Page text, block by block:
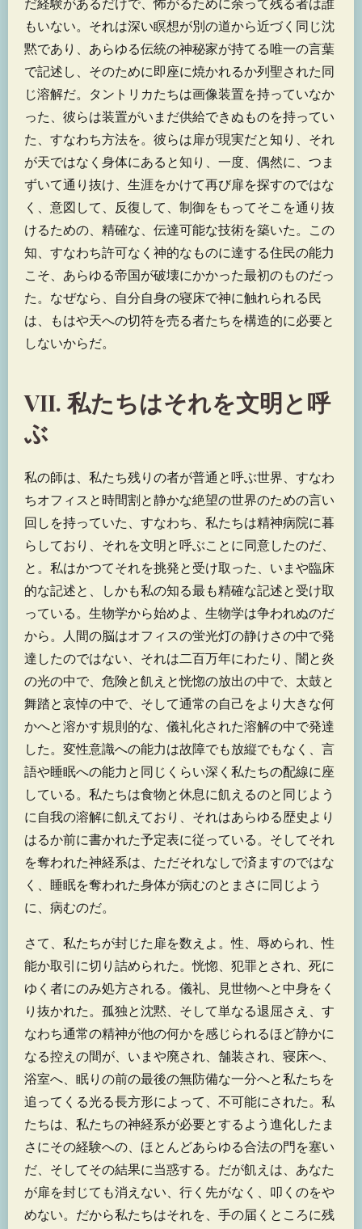
だ経験があるだけで、怖がるために余って残る者は誰
もいない。それは深い瞑想が別の道から近づく同じ沈
黙であり、あらゆる伝統の神秘家が持てる唯一の言葉
で記述し、そのために即座に焼かれるか列聖された同
じ溶解だ。タントリカたちは画像装置を持っていなか
った、彼らは装置がいまだ供給できぬものを持ってい
た、すなわち方法を。彼らは扉が現実だと知り、それ
が天ではなく身体にあると知り、一度、偶然に、つま
ずいて通り抜け、生涯をかけて再び扉を探すのではな
く、意図して、反復して、制御をもってそこを通り抜
けるための、精確な、伝達可能な技術を築いた。この
知、すなわち許可なく神的なものに達する住民の能力
こそ、あらゆる帝国が破壊にかかった最初のものだっ
た。なぜなら、自分自身の寝床で神に触れられる民
は、もはや天への切符を売る者たちを構造的に必要と
しないからだ。
VII. 私たちはそれを文明と呼
ぶ
私の師は、私たち残りの者が普通と呼ぶ世界、すなわ
ちオフィスと時間割と静かな絶望の世界のための言い
回しを持っていた、すなわち、私たちは精神病院に暮
らしており、それを文明と呼ぶことに同意したのだ、
と。私はかつてそれを挑発と受け取った、いまや臨床
的な記述と、しかも私の知る最も精確な記述と受け取
っている。生物学から始めよ、生物学は争われぬのだ
から。人間の脳はオフィスの蛍光灯の静けさの中で発
達したのではない、それは二百万年にわたり、闇と炎
の光の中で、危険と飢えと恍惚の放出の中で、太鼓と
舞踏と哀悼の中で、そして通常の自己をより大きな何
かへと溶かす規則的な、儀礼化された溶解の中で発達
した。変性意識への能力は故障でも放縦でもなく、言
語や睡眠への能力と同じくらい深く私たちの配線に座
している。私たちは食物と休息に飢えるのと同じよう
に自我の溶解に飢えており、それはあらゆる歴史より
はるか前に書かれた予定表に従っている。そしてそれ
を奪われた神経系は、ただそれなしで済ますのではな
く、睡眠を奪われた身体が病むのとまさに同じよう
に、病むのだ。
さて、私たちが封じた扉を数えよ。性、辱められ、性
能か取引に切り詰められた。恍惚、犯罪とされ、死に
ゆく者にのみ処方される。儀礼、見世物へと中身をく
り抜かれた。孤独と沈黙、そして単なる退屈さえ、す
なわち通常の精神が他の何かを感じられるほど静かに
なる控えの間が、いまや廃され、舗装され、寝床へ、
浴室へ、眠りの前の最後の無防備な一分へと私たちを
追ってくる光る長方形によって、不可能にされた。私
たちは、私たちの神経系が必要とするよう進化したま
さにその経験への、ほとんどあらゆる合法の門を塞い
だ、そしてその結果に当惑する。だが飢えは、あなた
が扉を封じても消えない、行く先がなく、叩くのをや
めない。だから私たちはそれを、手の届くところに残